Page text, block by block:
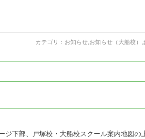
カテゴリ： お知らせ お知らせ（大船校）
ジ下部、戸塚校・大船校スクール案内地図の